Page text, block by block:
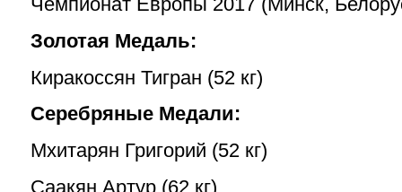
Золотая Медаль:
Киракоссян Тигран (52 кг)
Серебряные Медали:
Мхитарян Григорий (52 кг)
Саакян Артур (62 кг)